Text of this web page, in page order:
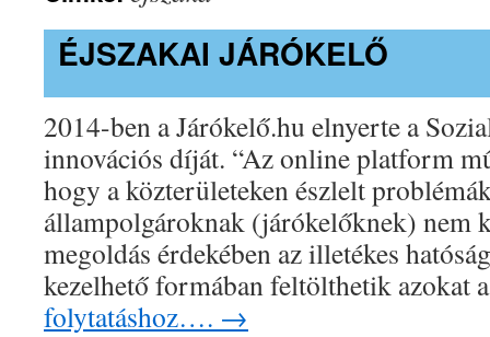
ÉJSZAKAI JÁRÓKELŐ
2014-ben a Járókelő.hu elnyerte a
innovációs díját. “Az online platform
hogy a közterületeken észlelt
állampolgároknak (járókelőknek) nem
megoldás érdekében az illetékes
kezelhető formában feltölthetik
folytatáshoz…. →